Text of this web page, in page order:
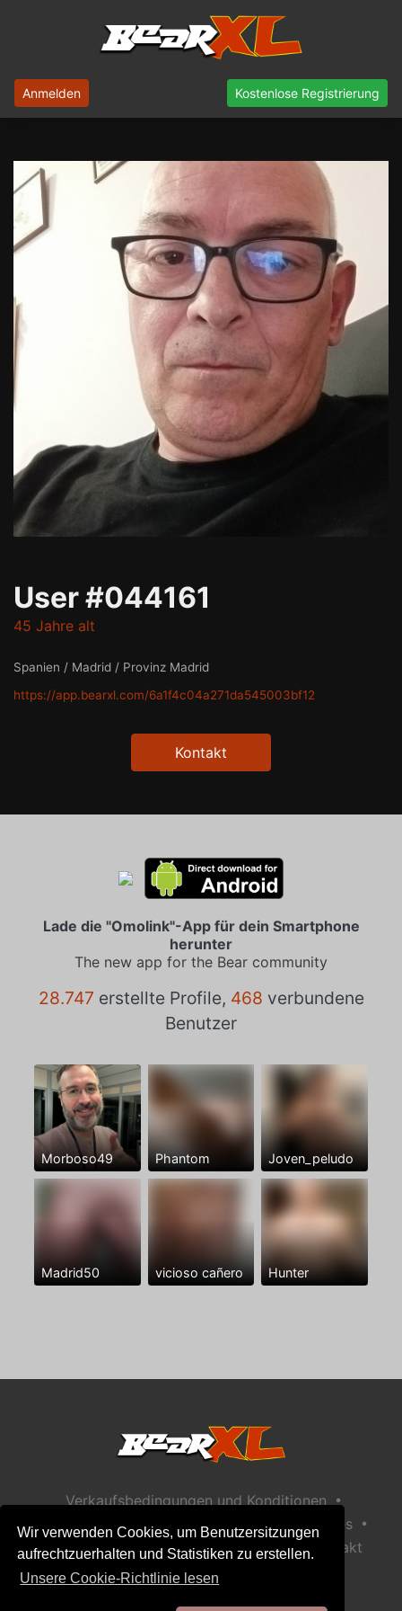
Wir verwenden Cookies, um Benutzersitzungen
aufrechtzuerhalten und Statistiken zu erstellen.
Unsere Cookie-Richtlinie lesen
Anmelden Kostenlose Registrierung
User #044161
45 Jahre alt
Spanien / Madrid / Provinz Madrid
https://app.bearxl.com/6a1f4c04a271da545003bf12
Kontakt
Lade die "Omolink"-App für dein Smartphone
herunter
The new app for the Bear community
28.747 erstellte Profile, 468 verbundene
Benutzer
Morboso49 Phantom Joven_peludo
Madrid50 vicioso cañero Hunter
Verkaufsbedingungen und Konditionen •
Datenschutzerklärung Richtlinie zu Cookies •
Richtlinie zur Kindersicherheit Hilfe / Kontakt